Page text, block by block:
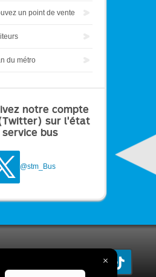
un point de vente
du métro
notre compte
sur l'état
service bus
@stm_Bus